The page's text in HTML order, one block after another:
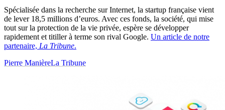
Spécialisée dans la recherche sur Internet, la startup française vient
de lever 18,5 millions d’euros. Avec ces fonds, la société, qui mise
tout sur la protection de la vie privée, espère se développer
rapidement et titiller à terme son rival Google. Un article de notre
partenaire, La Tribune.
Pierre ManièreLa Tribune